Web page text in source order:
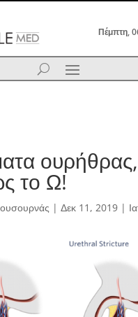
Πέμπτη,
το Ω!
| Δεκ 11, 2019|